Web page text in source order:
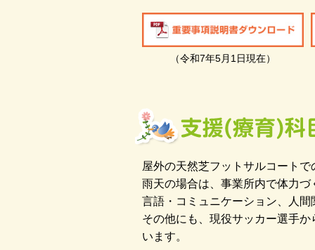
（令和7年5月1日現在）
屋外の天然芝フットサルコート
雨天の場合は、事業所内で体力
言語・コミュニケーション、人
その他にも、現役サッカー選手
います。